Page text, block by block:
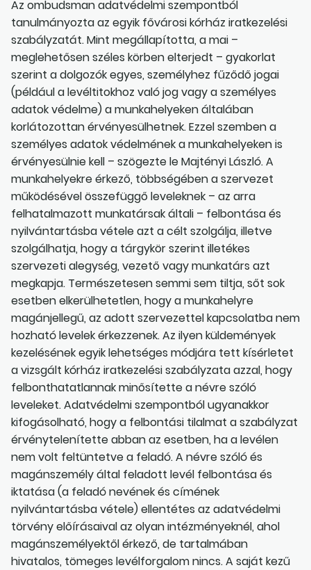
Az ombudsman adatvédelmi szempontból
tanulmányozta az egyik fővárosi kórház iratkezelési
szabályzatát. Mint megállapította, a mai –
meglehetősen széles körben elterjedt – gyakorlat
szerint a dolgozók egyes, személyhez fűződő jogai
(például a levéltitokhoz való jog vagy a személyes
adatok védelme) a munkahelyeken általában
korlátozottan érvényesülhetnek. Ezzel szemben a
személyes adatok védelmének a munkahelyeken is
érvényesülnie kell – szögezte le Majtényi László. A
munkahelyekre érkező, többségében a szervezet
működésével összefüggő leveleknek – az arra
felhatalmazott munkatársak általi – felbontása és
nyilvántartásba vétele azt a célt szolgálja, illetve
szolgálhatja, hogy a tárgykör szerint illetékes
szervezeti alegység, vezető vagy munkatárs azt
megkapja. Természetesen semmi sem tiltja, sőt sok
esetben elkerülhetetlen, hogy a munkahelyre
magánjellegű, az adott szervezettel kapcsolatba nem
hozható levelek érkezzenek. Az ilyen küldemények
kezelésének egyik lehetséges módjára tett kísérletet
a vizsgált kórház iratkezelési szabályzata azzal, hogy
felbonthatatlannak minősítette a névre szóló
leveleket. Adatvédelmi szempontból ugyanakkor
kifogásolható, hogy a felbontási tilalmat a szabályzat
érvénytelenítette abban az esetben, ha a levélen
nem volt feltüntetve a feladó. A névre szóló és
magánszemély által feladott levél felbontása és
iktatása (a feladó nevének és címének
nyilvántartásba vétele) ellentétes az adatvédelmi
törvény előírásaival az olyan intézményeknél, ahol
magánszemélyektől érkező, de tartalmában
hivatalos, tömeges levélforgalom nincs. A saját kezű